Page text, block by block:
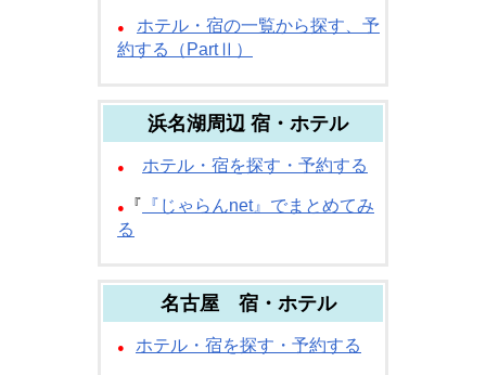
●
ホテル・宿の一覧から探す、予
約する（PartⅡ）
浜名湖周辺 宿・ホテル
● ホテル・宿を探す・予約する
● 『 『じゃらんnet』でまとめてみ
る
名古屋 宿・ホテル
● ホテル・宿を探す・予約する